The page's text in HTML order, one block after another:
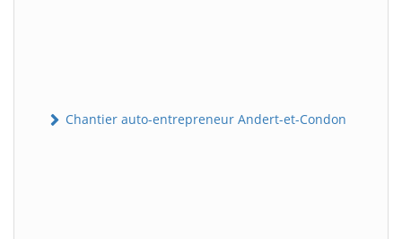
Chantier auto-entrepreneur Andert-et-Condon